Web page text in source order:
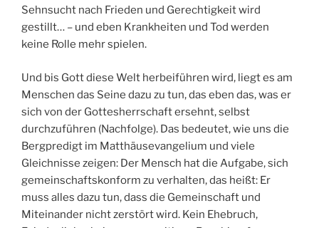
Sehnsucht nach Frieden und Gerechtigkeit wird
gestillt… – und eben Krankheiten und Tod werden
keine Rolle mehr spielen.
Und bis Gott diese Welt herbeiführen wird, liegt es am
Menschen das Seine dazu zu tun, das eben das, was er
sich von der Gottesherrschaft ersehnt, selbst
durchzuführen (Nachfolge). Das bedeutet, wie uns die
Bergpredigt im Matthäusevangelium und viele
Gleichnisse zeigen: Der Mensch hat die Aufgabe, sich
gemeinschaftskonform zu verhalten, das heißt: Er
muss alles dazu tun, dass die Gemeinschaft und
Miteinander nicht zerstört wird. Kein Ehebruch,